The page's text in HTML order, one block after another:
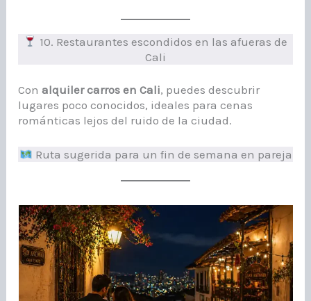
10. Restaurantes escondidos en las afueras de
Cali
Conalquiler carros en Cali, puedes descubrir
lugares poco conocidos, ideales para cenas
románticas lejos del ruido de la ciudad.
Ruta sugerida para un fin de semana en pareja